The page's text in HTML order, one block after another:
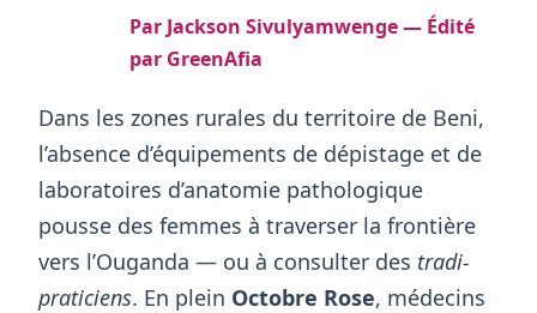
Par Jackson Sivulyamwenge — Édité
par GreenAfia
Dans les zones rurales du territoire de Beni,
l’absence d’équipements de dépistage et de
laboratoires d’anatomie pathologique
pousse des femmes à traverser la frontière
vers l’Ouganda — ou à consulter des tradi-
praticiens. En plein Octobre Rose, médecins